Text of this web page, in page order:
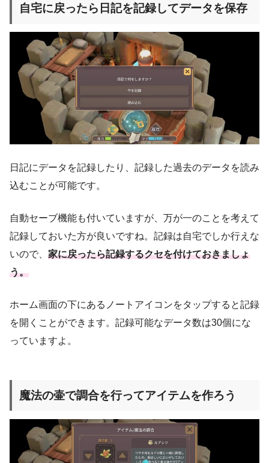
自宅に戻ったら日記を記録してデータを保存
日記にデータを記録したり、記録した過去のデータを読み
込むことが可能です。
自動セーブ機能も付いていますが、万が一のことを考えて
記録しておいた方が良いですね。記録は自宅でしか行えな
いので、 家に戻ったら記録するクセを付けておきましょ
う。
ホーム画面の下にあるノートアイコンをタップすると記録
を開くことができます。記録可能なデータ数は30個にな
っていますよ。
魔法の壷で調合を行ってアイテムを作ろう